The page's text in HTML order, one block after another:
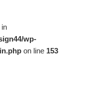
wp-
on line 153